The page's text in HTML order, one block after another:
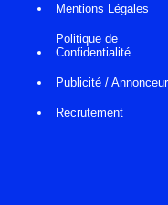
Mentions Légales
Politique de
Confidentialité
Publicité /
Recrutement